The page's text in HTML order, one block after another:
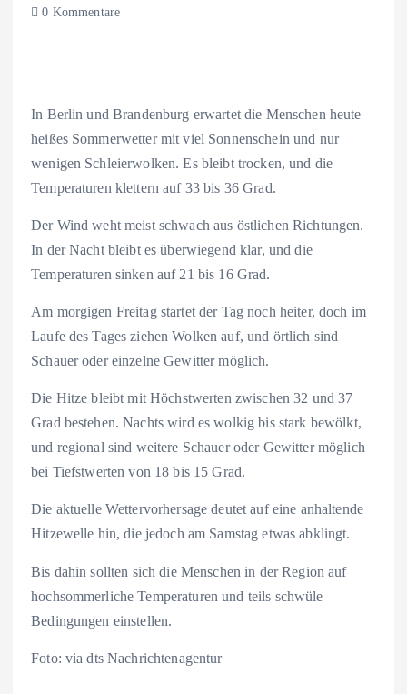
0 Kommentare
In Berlin und Brandenburg erwartet die Menschen heute
heißes Sommerwetter mit viel Sonnenschein und nur
wenigen Schleierwolken. Es bleibt trocken, und die
Temperaturen klettern auf 33 bis 36 Grad.
Der Wind weht meist schwach aus östlichen Richtungen.
In der Nacht bleibt es überwiegend klar, und die
Temperaturen sinken auf 21 bis 16 Grad.
Am morgigen Freitag startet der Tag noch heiter, doch im
Laufe des Tages ziehen Wolken auf, und örtlich sind
Schauer oder einzelne Gewitter möglich.
Die Hitze bleibt mit Höchstwerten zwischen 32 und 37
Grad bestehen. Nachts wird es wolkig bis stark bewölkt,
und regional sind weitere Schauer oder Gewitter möglich
bei Tiefstwerten von 18 bis 15 Grad.
Die aktuelle Wettervorhersage deutet auf eine anhaltende
Hitzewelle hin, die jedoch am Samstag etwas abklingt.
Bis dahin sollten sich die Menschen in der Region auf
hochsommerliche Temperaturen und teils schwüle
Bedingungen einstellen.
Foto: via dts Nachrichtenagentur